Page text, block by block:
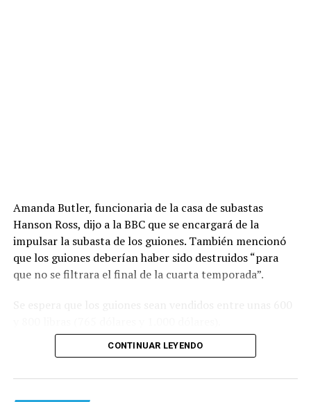
Amanda Butler, funcionaria de la casa de subastas
Hanson Ross, dijo a la BBC que se encargará de la
impulsar la subasta de los guiones. También mencionó
que los guiones deberían haber sido destruidos “para
que no se filtrara el final de la cuarta temporada”.
CONTINUAR LEYENDO